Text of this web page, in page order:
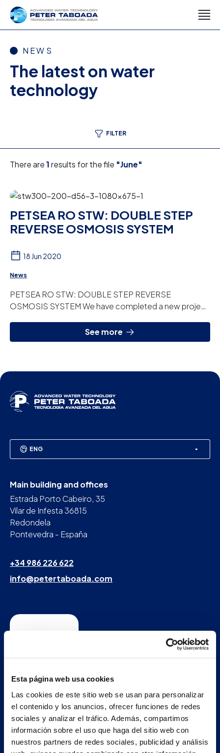
Esta página web usa cookies
Las cookies de este sitio web se usan para personalizar
el contenido y los anuncios, ofrecer funciones de redes
sociales y analizar el tráfico. Además, compartimos
información sobre el uso que haga del sitio web con
nuestros partners de redes sociales, publicidad y análisis
NEWS
The latest on water
technology
FILTER
There are1results for the file "June"
PETSEA RO STW: DOUBLE STEP
REVERSE OSMOSIS SYSTEM
18 Jun 2020
News
PETSEA RO STW: DOUBLE STEP REVERSE
OSMOSIS SYSTEM We have completed a new project
See more
ENG
Main building and offices
Estrada Porto Cabeiro, 35
Vilar de Infesta 36815
Redondela
Pontevedra - España
+34 986 226 622
info@petertaboada.com